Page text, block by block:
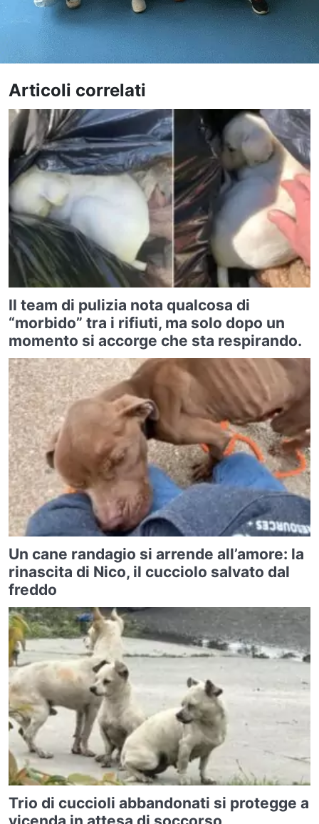
Articoli correlati
Il team di pulizia nota qualcosa di
“morbido” tra i rifiuti, ma solo dopo un
momento si accorge che sta respirando.
Un cane randagio si arrende all’amore: la
rinascita di Nico, il cucciolo salvato dal
freddo
Trio di cuccioli abbandonati si protegge a